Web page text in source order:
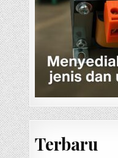
Terbaru